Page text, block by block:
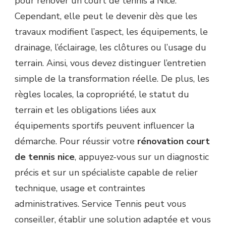
Cependant, elle peut le devenir dès que les
travaux modifient l’aspect, les équipements, le
drainage, l’éclairage, les clôtures ou l’usage du
terrain. Ainsi, vous devez distinguer l’entretien
simple de la transformation réelle. De plus, les
règles locales, la copropriété, le statut du
terrain et les obligations liées aux
équipements sportifs peuvent influencer la
démarche. Pour réussir votre rénovation court
de tennis nice, appuyez-vous sur un diagnostic
précis et sur un spécialiste capable de relier
technique, usage et contraintes
administratives. Service Tennis peut vous
conseiller, établir une solution adaptée et vous